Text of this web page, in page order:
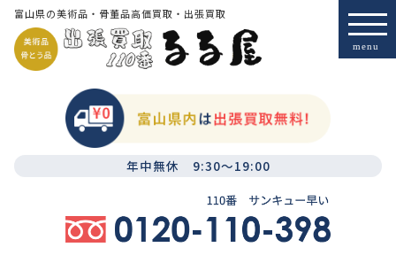
富山県の美術品・骨董品高価買取・出張買取
年中無休 9:30～19:00